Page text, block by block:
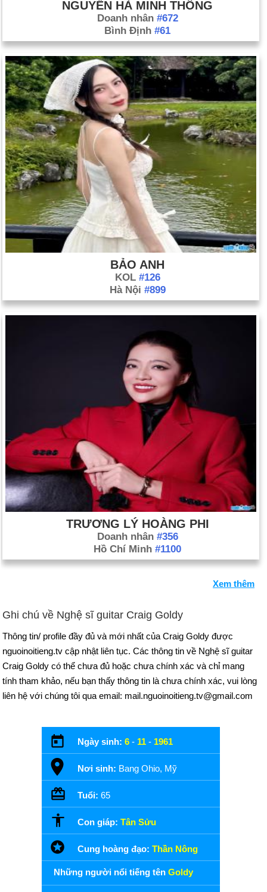
NGUYỄN HÀ MINH THÔNG
Doanh nhân #672
Bình Định #61
BẢO ANH
KOL #126
Hà Nội #899
TRƯƠNG LÝ HOÀNG PHI
Doanh nhân #356
Hồ Chí Minh #1100
Xem thêm
Ghi chú về Nghệ sĩ guitar Craig Goldy
Thông tin/ profile đầy đủ và mới nhất của Craig Goldy được
nguoinoitieng.tv cập nhật liên tục. Các thông tin về Nghệ sĩ guitar
Craig Goldy có thể chưa đủ hoặc chưa chính xác và chỉ mang
tính tham khảo, nếu bạn thấy thông tin là chưa chính xác, vui lòng
liên hệ với chúng tôi qua email: mail.nguoinoitieng.tv@gmail.com
Ngày sinh: 6 - 11 - 1961
Nơi sinh: Bang Ohio, Mỹ
Tuổi: 65
Con giáp: Tân Sửu
Cung hoàng đạo: Thần Nông
Những người nổi tiếng tên Goldy